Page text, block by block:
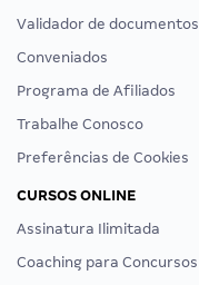
Validador de documentos
Conveniados
Programa de Afiliados
Trabalhe Conosco
Preferências de Cookies
CURSOS ONLINE
Assinatura Ilimitada
Coaching para Concursos